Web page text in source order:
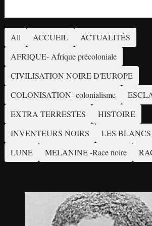
All ACCUEIL
ACTUALITÉS
AFRIQUE- Afrique précoloniale
CIVILISATION NOIRE D'EUROPE
COLONISATION- colonialisme
EXTRA TERRESTES
HISTOIRE
INVENTEURS NOIRS
LES
LUNE
MELANINE -Race noire
Invention